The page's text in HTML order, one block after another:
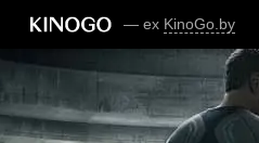
— ex KinoGo.by